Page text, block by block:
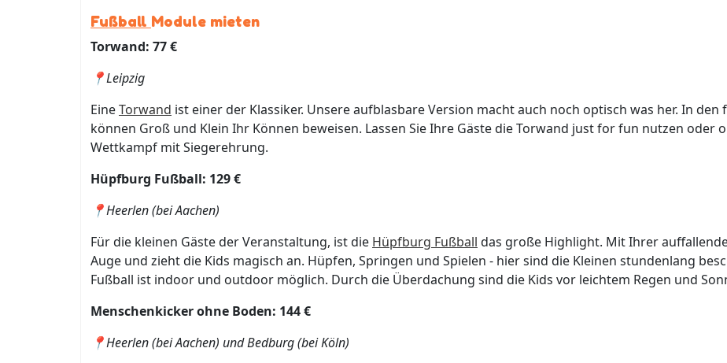
Fußball Module mieten
Torwand: 77 €
📍Leipzig
EineTorwand ist einer der Klassiker. Unsere aufblasbare Version macht auch noch optisch was her. In
können Groß und Klein Ihr Können beweisen. Lassen Sie Ihre Gäste die Torwand just for fun nutzen oder
Wettkampf mit Siegerehrung.
Hüpfburg Fußball: 129 €
📍Heerlen (bei Aachen)
Für die kleinen Gäste der Veranstaltung, ist die Hüpfburg Fußball das große Highlight. Mit Ihrer
Auge und zieht die Kids magisch an. Hüpfen, Springen und Spielen - hier sind die Kleinen stundenlang
Fußball ist indoor und outdoor möglich. Durch die Überdachung sind die Kids vor leichtem Regen und
Menschenkicker ohne Boden: 144 €
📍Heerlen (bei Aachen) und Bedburg (bei Köln)